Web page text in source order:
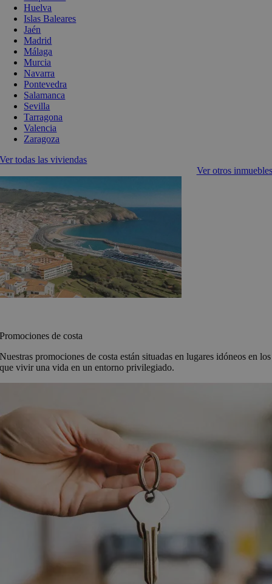
Huelva
Islas Baleares
Jaén
Madrid
Málaga
Murcia
Navarra
Pontevedra
Salamanca
Sevilla
Tarragona
Valencia
Zaragoza
Ver todas las viviendas
Ver otros inmuebles
Promociones de costa
Nuestras promociones de costa están situadas en lugares idóneos en los
que vivir una vida en un entorno privilegiado.